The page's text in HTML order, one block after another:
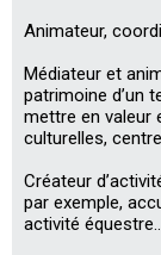
Animateur,
Médiateur et
patrimoine d’un
mettre en valeur
culturelles,
Créateur
par exemple,
activité